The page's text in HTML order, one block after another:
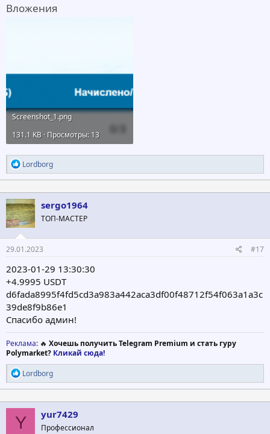
Вложения
Screenshot_1.png
131.1 KB · Просмотры: 13
Р
е
а
к
ц
и
и
:
Lordborg
sergo1964
ТОП-МАСТЕР
29.01.2023 #17
2023-01-29 13:30:30
+4.9995 USDT
d6fada8995f4fd5cd3a983a442aca3df00f48712f54f063a1a3c
39de8f9b86e1
Cпасибо админ!
Реклама: 🔥 Хочешь получить Telegram Premium и стать гуру
Polymarket? Кликай сюда!
Р
е
а
к
ц
и
Lordborg
Y yur7429
Профессионал